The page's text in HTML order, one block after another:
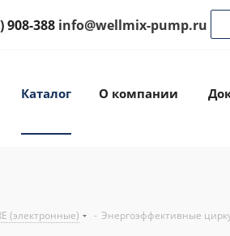
908-388 info@wellmix-pump.ru
Каталог О компании
(электронные) - Энергоэффективные